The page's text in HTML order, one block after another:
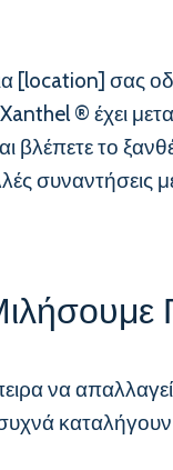
[location] σας
® έχει
βλέπετε το
συναντήσεις
να